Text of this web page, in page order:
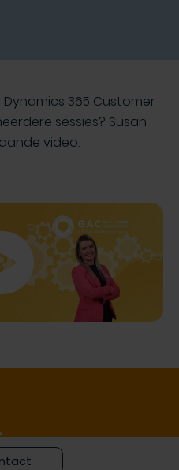
365 Customer
sessies? Susan
video.